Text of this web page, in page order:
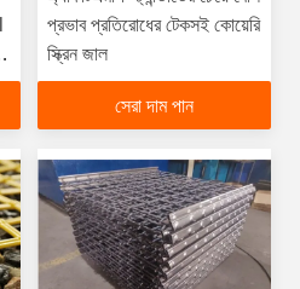
প্রভাব প্রতিরোধের টেকসই কোয়েরি
স্ক্রিন জাল
সেরা দাম পান